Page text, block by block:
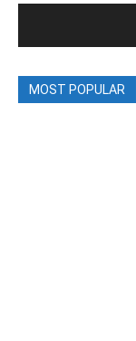
MOST POPULAR